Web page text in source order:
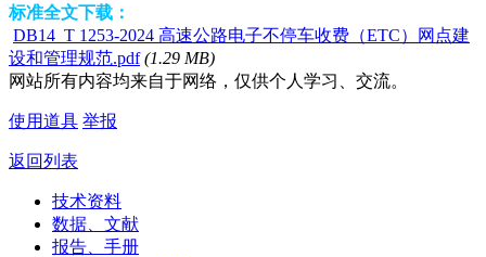
标准全文下载：
DB14_T 1253-2024 高速公路电子不停车收费（ETC）网点建
设和管理规范.pdf (1.29 MB)
网站所有内容均来自于网络，仅供个人学习、交流。
使用道具 举报
返回列表
技术资料
数据、文献
报告、手册